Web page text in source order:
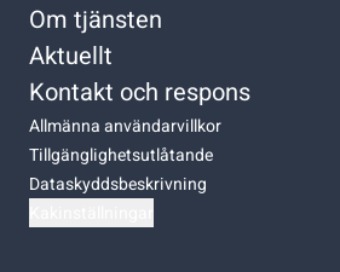
Om tjänsten
Aktuellt
Kontakt och respons
Allmänna användarvillkor
Tillgänglighetsutlåtande
Dataskyddsbeskrivning